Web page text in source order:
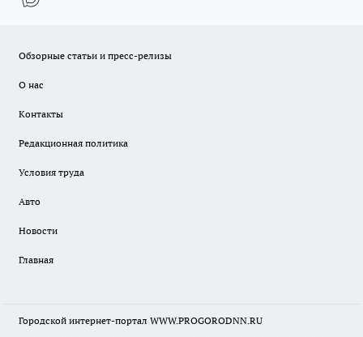
Обзорные статьи и пресс-релизы
О нас
Контакты
Редакционная политика
Условия труда
Авто
Новости
Главная
Городской интернет-портал WWW.PROGORODNN.RU